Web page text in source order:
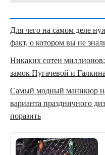
Для чего на самом деле
факт, о котором вы не
Никаких сотен миллионов:
замок Пугачевой и
Самый модный маникюр
варианта праздничного
поразить